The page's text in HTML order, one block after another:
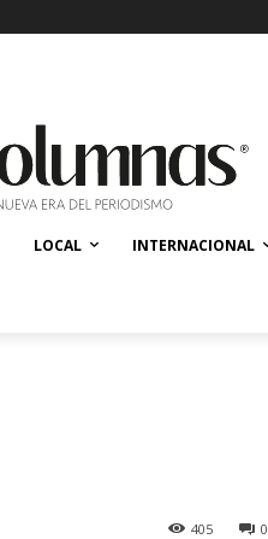
LOCAL INTERNACIONAL
0
405